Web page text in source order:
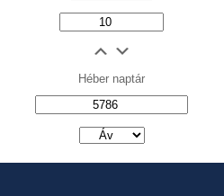
Héber naptár